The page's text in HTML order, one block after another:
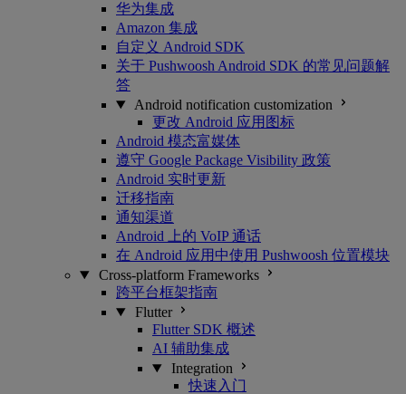
华为集成
Amazon 集成
自定义 Android SDK
关于 Pushwoosh Android SDK 的常见问题解
答
Android notification customization
更改 Android 应用图标
Android 模态富媒体
遵守 Google Package Visibility 政策
Android 实时更新
迁移指南
通知渠道
Android 上的 VoIP 通话
在 Android 应用中使用 Pushwoosh 位置模块
Cross-platform Frameworks
跨平台框架指南
Flutter
Flutter SDK 概述
AI 辅助集成
Integration
快速入门